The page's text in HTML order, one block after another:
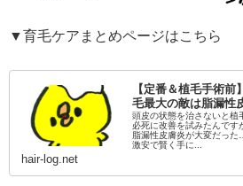
▼育毛ケアまとめページはこちら
【定番＆植毛手術
毛最大の敵は脂漏性
頭皮の状態を治さないと植
必死に改善を試みたんです
脂漏性皮膚炎が大変だっ
激安で賢く手に...
hair-log.net